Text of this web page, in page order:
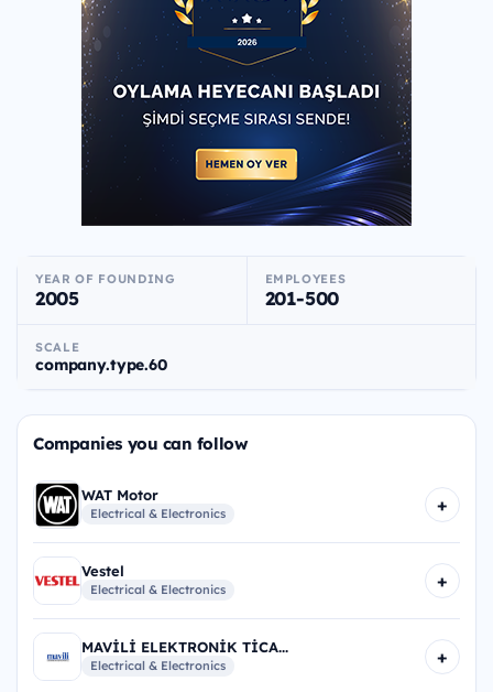
YEAR OF FOUNDING
2005
EMPLOYEES
201-500
SCALE
company.type.60
Companies you can follow
WAT Motor
Electrical & Electronics +
Vestel
Electrical & Electronics +
MAVİLİ ELEKTRONİK TİCA...
Electrical & Electronics +